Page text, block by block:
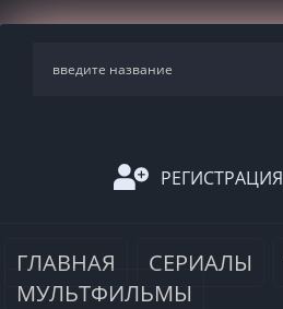
РЕГИСТРАЦИЯ
ГЛАВНАЯ СЕРИАЛЫ
МУЛЬТФИЛЬМЫ